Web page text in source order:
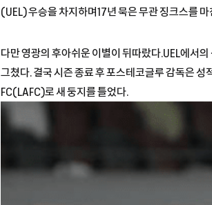
(UEL) 우승을 차지하며17년 묵은 무관 징크스를
다만 영광의 후아쉬운 이별이 뒤따랐다.UEL에서
그쳤다. 결국 시즌 종료 후 포스테코글루 감독은
FC(LAFC)로 새 둥지를 틀었다.